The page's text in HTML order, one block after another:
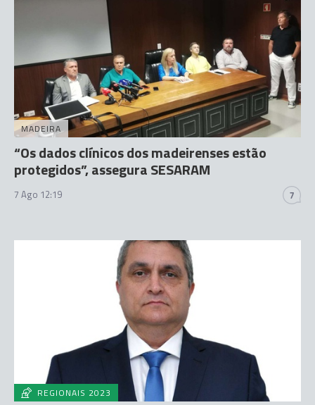
MADEIRA
“Os dados clínicos dos madeirenses estão
protegidos”, assegura SESARAM
7 Ago 12:19 7
REGIONAIS 2023